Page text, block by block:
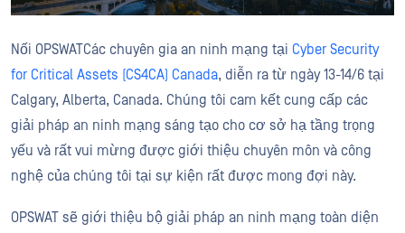
Nối OPSWATCác chuyên gia an ninh mạng tại Cyber Security
for Critical Assets (CS4CA) Canada, diễn ra từ ngày 13-14/6 tại
Calgary, Alberta, Canada. Chúng tôi cam kết cung cấp các
giải pháp an ninh mạng sáng tạo cho cơ sở hạ tầng trọng
yếu và rất vui mừng được giới thiệu chuyên môn và công
nghệ của chúng tôi tại sự kiện rất được mong đợi này.
OPSWAT sẽ giới thiệu bộ giải pháp an ninh mạng toàn diện